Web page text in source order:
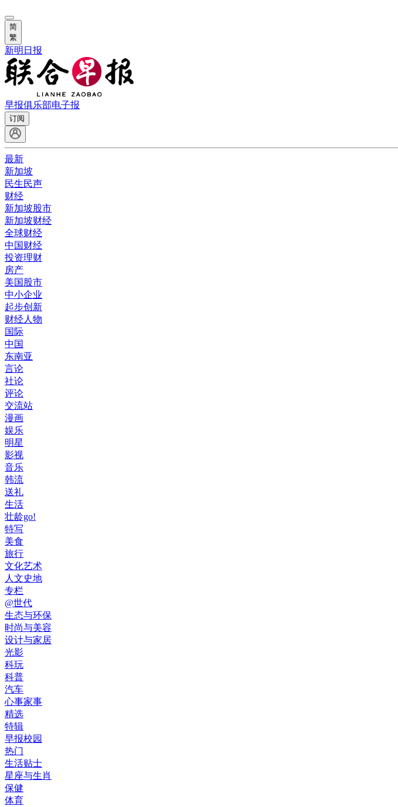
简
繁
新明日报
早报俱乐部电子报
订阅
最新
新加坡
民生民声
财经
新加坡股市
新加坡财经
全球财经
中国财经
投资理财
房产
美国股市
中小企业
起步创新
财经人物
国际
中国
东南亚
言论
社论
评论
交流站
漫画
娱乐
明星
影视
音乐
韩流
送礼
生活
壮龄go!
特写
美食
旅行
文化艺术
人文史地
专栏
@世代
生态与环保
时尚与美容
设计与家居
光影
科玩
科普
汽车
心事家事
精选
特辑
早报校园
热门
生活贴士
星座与生肖
保健
体育